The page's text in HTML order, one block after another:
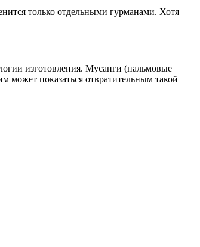
только отдельными гурманами. Хотя
изготовления. Мусанги (пальмовые
может показаться отвратительным такой